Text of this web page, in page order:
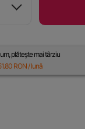
plătește mai târziu
RON / lună